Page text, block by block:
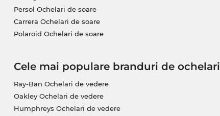
Persol Ochelari de soare
Carrera Ochelari de soare
Polaroid Ochelari de soare
Cele mai populare branduri de ochelari
Ray-Ban Ochelari de vedere
Oakley Ochelari de vedere
Humphreys Ochelari de vedere